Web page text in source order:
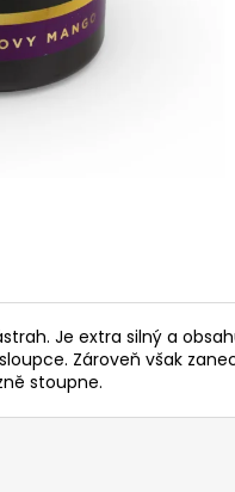
Je extra silný a
Zároveň však
stoupne.